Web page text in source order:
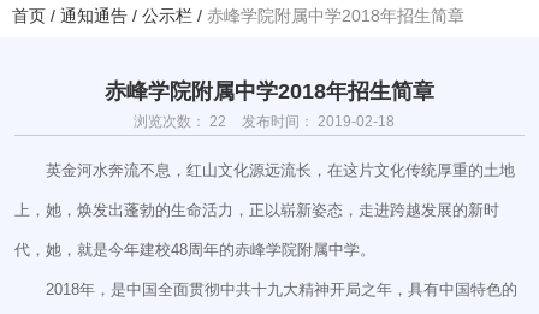
韩主任(教务处)15047575012
学校地址
(新校区)
首页 / 通知通告 / 公示栏 / 赤峰学院附属中学2018年招生简章
赤峰学院附属中学2018年招生简章
浏览次数： 22 发布时间： 2019-02-18
英金河水奔流不息，红山文化源远流长，在这片文化传统厚重的土地
上，她，焕发出蓬勃的生命活力，正以崭新姿态，走进跨越发展的新时
代，她，就是今年建校48周年的赤峰学院附属中学。
2018年，是中国全面贯彻中共十九大精神开局之年，具有中国特色的